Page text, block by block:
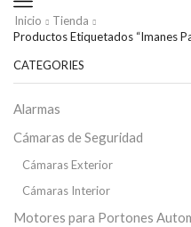
Inicio
Tienda
Productos Etiquetados “imanes
CATEGORIES
Alarmas
Cámaras de Seguridad
Cámaras Exterior
Cámaras Interior
Motores para Portones